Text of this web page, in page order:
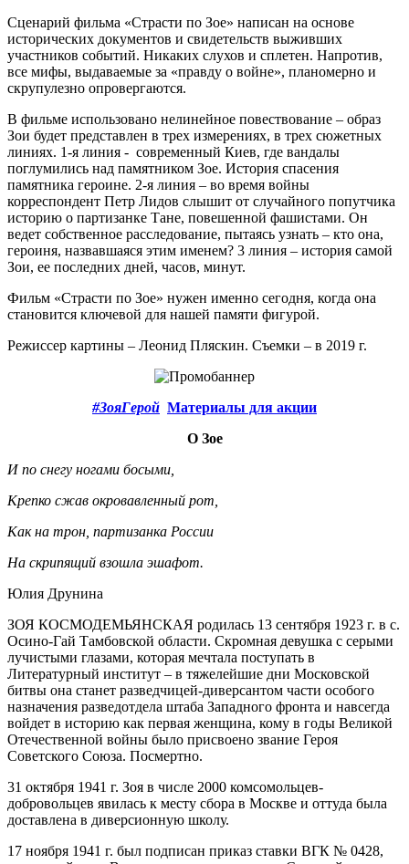
Сценарий фильма «Страсти по Зое» написан на основе
исторических документов и свидетельств выживших
участников событий. Никаких слухов и сплетен. Напротив,
все мифы, выдаваемые за «правду о войне», планомерно и
скрупулезно опровергаются.
В фильме использовано нелинейное повествование – образ
Зои будет представлен в трех измерениях, в трех сюжетных
линиях. 1-я линия - современный Киев, где вандалы
поглумились над памятником Зое. История спасения
памятника героине. 2-я линия – во время войны
корреспондент Петр Лидов слышит от случайного попутчика
историю о партизанке Тане, повешенной фашистами. Он
ведет собственное расследование, пытаясь узнать – кто она,
героиня, назвавшаяся этим именем? 3 линия – история самой
Зои, ее последних дней, часов, минут.
Фильм «Страсти по Зое» нужен именно сегодня, когда она
становится ключевой для нашей памяти фигурой.
Режиссер картины – Леонид Пляскин. Съемки – в 2019 г.
#ЗояГерой Материалы для акции
О Зое
И по снегу ногами босыми,
Крепко сжав окровавленный рот,
Как на трон, партизанка России
На скрипящий взошла эшафот.
Юлия Друнина
ЗОЯ КОСМОДЕМЬЯНСКАЯ родилась 13 сентября 1923 г. в с.
Осино-Гай Тамбовской области. Скромная девушка с серыми
лучистыми глазами, которая мечтала поступать в
Литературный институт – в тяжелейшие дни Московской
битвы она станет разведчицей-диверсантом части особого
назначения разведотдела штаба Западного фронта и навсегда
войдет в историю как первая женщина, кому в годы Великой
Отечественной войны было присвоено звание Героя
Советского Союза. Посмертно.
31 октября 1941 г. Зоя в числе 2000 комсомольцев-
добровольцев явилась к месту сбора в Москве и оттуда была
доставлена в диверсионную школу.
17 ноября 1941 г. был подписан приказ ставки ВГК № 0428,